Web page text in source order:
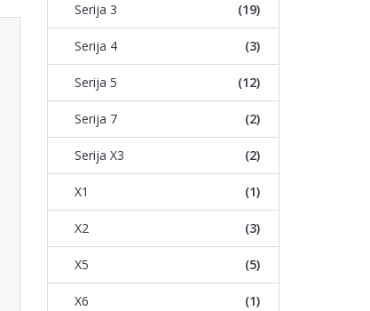
Serija 3 (19)
Serija 4 (3)
Serija 5 (12)
Serija 7 (2)
Serija X3 (2)
X1 (1)
X2 (3)
X5 (5)
X6 (1)